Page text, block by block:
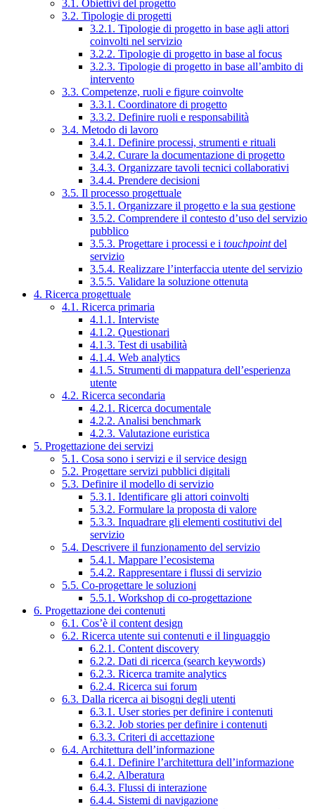
3.1. Obiettivi del progetto
3.2. Tipologie di progetti
3.2.1. Tipologie di progetto in base agli attori
coinvolti nel servizio
3.2.2. Tipologie di progetto in base al focus
3.2.3. Tipologie di progetto in base all’ambito di
intervento
3.3. Competenze, ruoli e figure coinvolte
3.3.1. Coordinatore di progetto
3.3.2. Definire ruoli e responsabilità
3.4. Metodo di lavoro
3.4.1. Definire processi, strumenti e rituali
3.4.2. Curare la documentazione di progetto
3.4.3. Organizzare tavoli tecnici collaborativi
3.4.4. Prendere decisioni
3.5. Il processo progettuale
3.5.1. Organizzare il progetto e la sua gestione
3.5.2. Comprendere il contesto d’uso del servizio
pubblico
3.5.3. Progettare i processi e i touchpointdel
servizio
3.5.4. Realizzare l’interfaccia utente del servizio
3.5.5. Validare la soluzione ottenuta
4. Ricerca progettuale
4.1. Ricerca primaria
4.1.1. Interviste
4.1.2. Questionari
4.1.3. Test di usabilità
4.1.4. Web analytics
4.1.5. Strumenti di mappatura dell’esperienza
utente
4.2. Ricerca secondaria
4.2.1. Ricerca documentale
4.2.2. Analisi benchmark
4.2.3. Valutazione euristica
5. Progettazione dei servizi
5.1. Cosa sono i servizi e il service design
5.2. Progettare servizi pubblici digitali
5.3. Definire il modello di servizio
5.3.1. Identificare gli attori coinvolti
5.3.2. Formulare la proposta di valore
5.3.3. Inquadrare gli elementi costitutivi del
servizio
5.4. Descrivere il funzionamento del servizio
5.4.1. Mappare l’ecosistema
5.4.2. Rappresentare i flussi di servizio
5.5. Co-progettare le soluzioni
5.5.1. Workshop di co-progettazione
6. Progettazione dei contenuti
6.1. Cos’è il content design
6.2. Ricerca utente sui contenuti e il linguaggio
6.2.1. Content discovery
6.2.2. Dati di ricerca (search keywords)
6.2.3. Ricerca tramite analytics
6.2.4. Ricerca sui forum
6.3. Dalla ricerca ai bisogni degli utenti
6.3.1. User stories per definire i contenuti
6.3.2. Job stories per definire i contenuti
6.3.3. Criteri di accettazione
6.4. Architettura dell’informazione
6.4.1. Definire l’architettura dell’informazione
6.4.2. Alberatura
6.4.3. Flussi di interazione
6.4.4. Sistemi di navigazione